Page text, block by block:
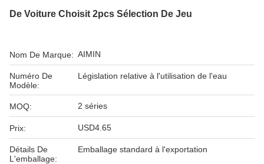
De Voiture Choisit 2pcs Sélection De Jeu
Nom De Marque: AIMIN
Numéro De
Modèle:
Législation relative à l'utilisation de l'eau
MOQ: 2 séries
Prix: USD4.65
Détails De
L'emballage:
Emballage standard à l'exportation